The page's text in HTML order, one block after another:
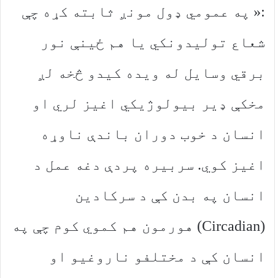
:« په عمومي ډول مونږ ثابته کړه چې
شعاع تولیدونکي یا هم ځینې نور
برقي وسایل له ویده کیدو څخه لږ
مخکې ډیر بیولوژیکي اغیز لري او
انسان د خوب دوران باندې ناوړه
اغیز کوي. سربیره پردې دغه عمل د
انسان په بدن کې د سرکادین
(Circadian) هورمون هم کموي کوم چې په
انسان کې د مختلفو ناروغیو او